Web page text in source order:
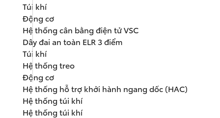
Túi khí
Động cơ
Hệ thống cân bằng điện tử VSC
Dây đai an toàn ELR 3 điểm
Túi khí
Hệ thống treo
Động cơ
Hệ thống hỗ trợ khởi hành ngang dốc (HAC)
Hệ thống túi khí
Hệ thống túi khí